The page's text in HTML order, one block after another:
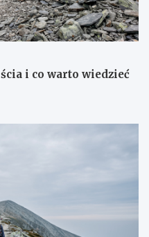
i co warto wiedzieć